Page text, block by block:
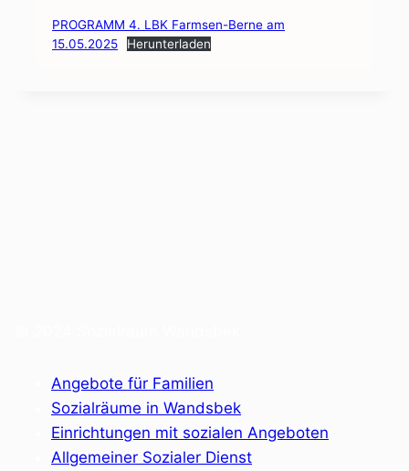
PROGRAMM 4. LBK Farmsen-Berne am
15.05.2025
Herunterladen
Angebote für Familien
Sozialräume in Wandsbek
Einrichtungen mit sozialen Angeboten
Allgemeiner Sozialer Dienst